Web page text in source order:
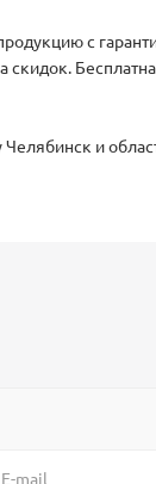
с
скидок.
и